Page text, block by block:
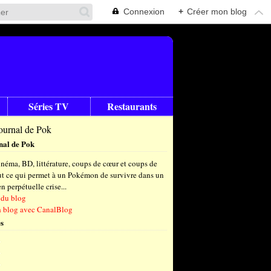
Connexion + Créer mon blog
Séries TV Restaurants
de Pok
BD, littérature, coups de cœur et coups de
ce qui permet à un Pokémon de survivre dans un
perpétuelle crise...
blog
blog avec CanalBlog